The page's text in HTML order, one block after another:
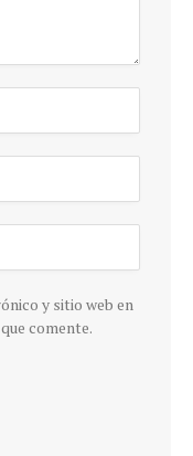
y sitio web en
comente.